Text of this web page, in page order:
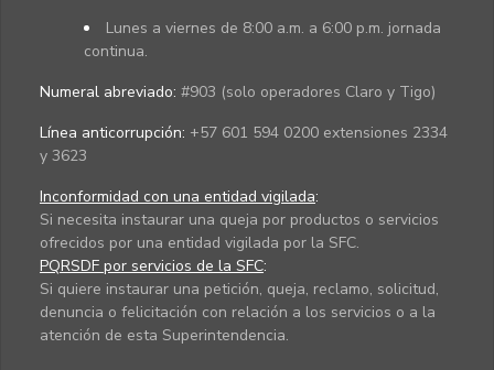
Lunes a viernes de 8:00 a.m. a 6:00 p.m. jornada
continua.
Numeral abreviado: #903 (solo operadores Claro y Tigo)
Línea anticorrupción: +57 601 594 0200 extensiones 2334
y 3623
Inconformidad con una entidad vigilada:
Si necesita instaurar una queja por productos o servicios
ofrecidos por una entidad vigilada por la SFC.
PQRSDF por servicios de la SFC:
Si quiere instaurar una petición, queja, reclamo, solicitud,
denuncia o felicitación con relación a los servicios o a la
atención de esta Superintendencia.